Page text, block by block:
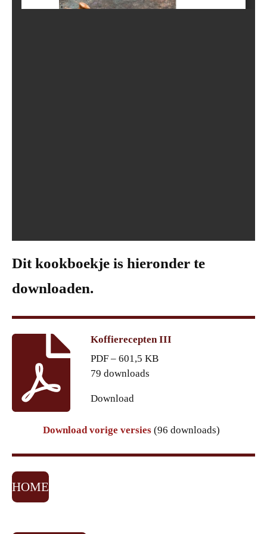
Dit kookboekje is hieronder te
downloaden.
Koffierecepten III
PDF – 601,5 KB
79 downloads
Download
Download vorige versies (96 downloads)
HOME